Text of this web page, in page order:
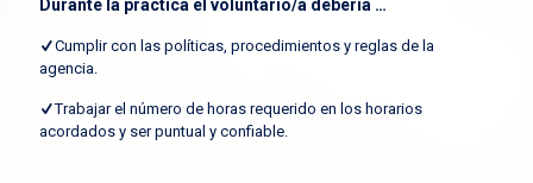
Durante la practica el voluntario/a debería …
Cumplir con las políticas, procedimientos y reglas de la
agencia.
Trabajar el número de horas requerido en los horarios
acordados y ser puntual y confiable.